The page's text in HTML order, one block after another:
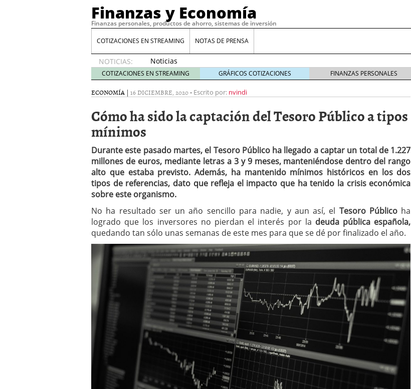
Finanzas y Economía
Finanzas personales, productos de ahorro, sistemas de inversión
COTIZACIONES EN STREAMING NOTAS DE PRENSA
NOTICIAS:
Noticias
de XRP
por qué
las
de
whales
tarde 16
de abril
de 2026
Comparativa Costes vs Agilidad: ¿Por qué el Préstamo Promotor privado
acelera la rentabilidad?
12 de diciembre de 2025
Meses sin intereses: Cómo aprovechar esta opción para gestionar tus
compras 24 de noviembre de 2025
Planificar tu herencia también es una decisión financiera: cómo anticiparte
a los costes 21 de noviembre de 2025
¿Cuánto cuesta un software punto de venta?
3 de octubre de 2025
COTIZACIONES EN STREAMING GRÁFICOS COTIZACIONES FINANZAS PERSONALES
ECONOMÍA | 16 DICIEMBRE, 2020- Escrito por: nvindi
Cómo ha sido la captación del Tesoro Público a tipos
mínimos
Durante este pasado martes, el Tesoro Público ha llegado a captar un total de 1.227
millones de euros, mediante letras a 3 y 9 meses, manteniéndose dentro del rango
alto que estaba previsto. Además, ha mantenido mínimos históricos en los dos
tipos de referencias, dato que refleja el impacto que ha tenido la crisis económica
sobre este organismo.
No ha resultado ser un año sencillo para nadie, y aun así, el Tesoro Público ha
logrado que los inversores no pierdan el interés por la deuda pública española,
quedando tan sólo unas semanas de este mes para que se dé por finalizado el año.